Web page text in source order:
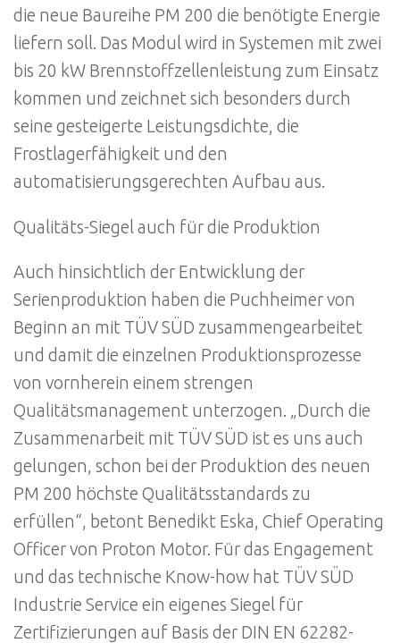
die neue Baureihe PM 200 die benötigte Energie
liefern soll. Das Modul wird in Systemen mit zwei
bis 20 kW Brennstoffzellenleistung zum Einsatz
kommen und zeichnet sich besonders durch
seine gesteigerte Leistungsdichte, die
Frostlagerfähigkeit und den
automatisierungsgerechten Aufbau aus.
Qualitäts-Siegel auch für die Produktion
Auch hinsichtlich der Entwicklung der
Serienproduktion haben die Puchheimer von
Beginn an mit TÜV SÜD zusammengearbeitet
und damit die einzelnen Produktionsprozesse
von vornherein einem strengen
Qualitätsmanagement unterzogen. „Durch die
Zusammenarbeit mit TÜV SÜD ist es uns auch
gelungen, schon bei der Produktion des neuen
PM 200 höchste Qualitätsstandards zu
erfüllen“, betont Benedikt Eska, Chief Operating
Officer von Proton Motor. Für das Engagement
und das technische Know-how hat TÜV SÜD
Industrie Service ein eigenes Siegel für
Zertifizierungen auf Basis der DIN EN 62282-